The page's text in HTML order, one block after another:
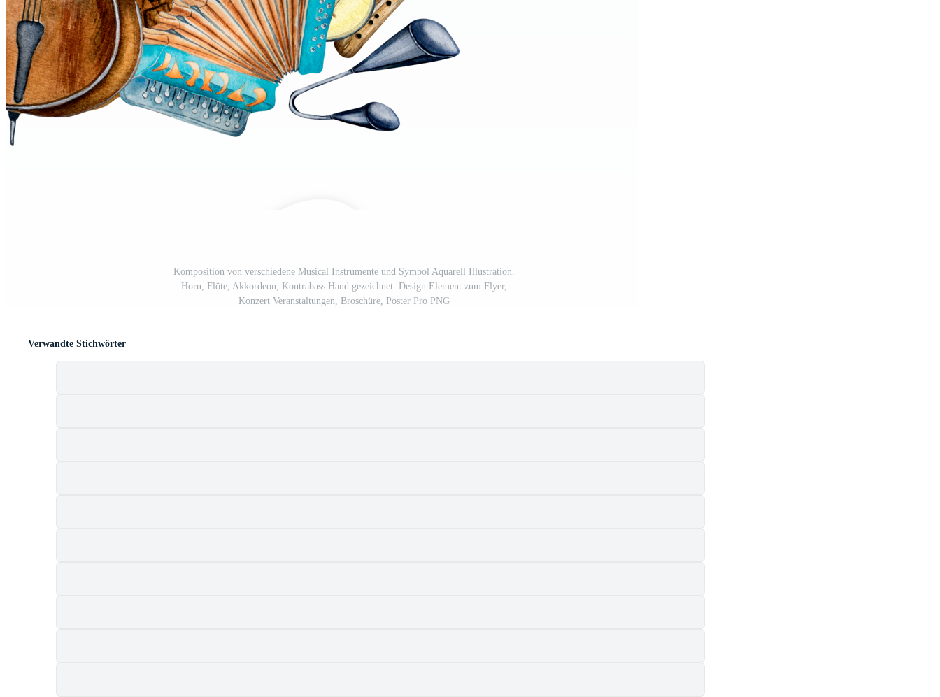
Komposition von verschiedene Musical Instrumente und Symbol Aquarell Illustration.
Horn, Flöte, Akkordeon, Kontrabass Hand gezeichnet. Design Element zum Flyer,
Konzert Veranstaltungen, Broschüre, Poster Pro PNG
Verwandte Stichwörter